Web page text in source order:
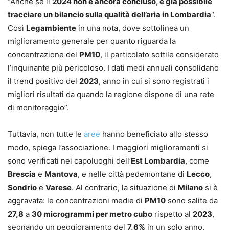
tracciare un bilancio sulla qualità dell’aria in Lombardia“.
Così Legambiente in una nota, dove sottolinea un
miglioramento generale per quanto riguarda la
concentrazione del PM10, il particolato sottile considerato
l’inquinante più pericoloso. I dati medi annuali consolidano
il trend positivo del 2023, anno in cui si sono registrati i
migliori risultati da quando la regione dispone di una rete
di monitoraggio”.
Tuttavia, non tutte le aree hanno beneficiato allo stesso
modo, spiega l’associazione. I maggiori miglioramenti si
sono verificati nei capoluoghi dell’Est Lombardia, come
Brescia e Mantova, e nelle città pedemontane di Lecco,
Sondrio e Varese. Al contrario, la situazione di Milano si è
aggravata: le concentrazioni medie di PM10 sono salite da
27,8 a 30 microgrammi per metro cubo rispetto al 2023,
segnando un peggioramento del 7,6% in un solo anno.